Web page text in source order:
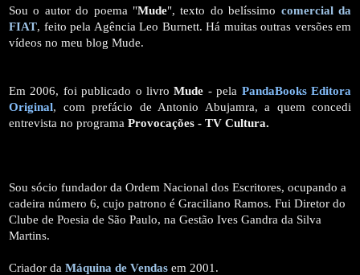
Sou o autor do poema "Mude", texto do belíssimo comercial da
FIAT, feito pela Agência Leo Burnett. Há muitas outras versões em
vídeos no meu blog Mude.
Em 2006, foi publicado o livroMude - pela PandaBooks Editora
Original, com prefácio de Antonio Abujamra, a quem concedi
entrevista no programa Provocações - TV Cultura.
Sou sócio fundador da Ordem Nacional dos Escritores, ocupando a
cadeira número 6, cujo patrono é Graciliano Ramos. Fui Diretor do
Clube de Poesia de São Paulo, na Gestão Ives Gandra da Silva
Martins.
Criador da Máquina de Vendas em 2001.